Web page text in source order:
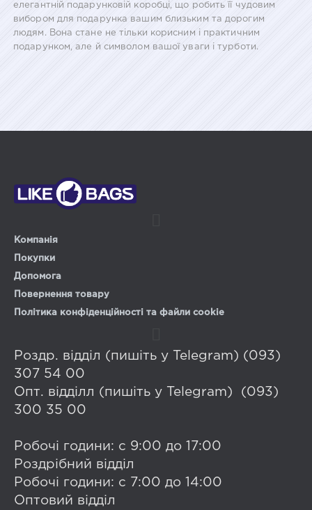
елегантній подарунковій коробці, що робить її чудовим
вибором для подарунка вашим близьким та дорогим
людям. Вона стане не тільки корисним і практичним
подарунком, але й символом вашої уваги і турботи.
Компанія
Покупки
Допомога
Повернення товару
Політика конфіденційності та файли cookie
Роздр. відділ (пишіть у Telegram) (093)
307 54 00
Опт. відділл (пишіть у Telegram) (093)
300 35 00
Робочі години: с 9:00 до 17:00
Роздрібний відділ
Робочі години: с 7:00 до 14:00
Оптовий відділ